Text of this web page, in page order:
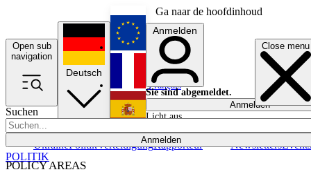
Ga naar de hoofdinhoud
Open sub
navigation
Close menu
Suchen
Anmelden
POLICY AREAS
UkrainePolitikVerteidigungRapporteur NewslettersEvents
Deutsch
English
Français
Anmelden
Sie sind abgemeldet.
Anmelden
Licht aus
POLITIK